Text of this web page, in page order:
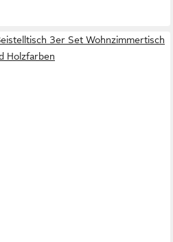
3er Set Wohnzimmertisch
Holzfarben